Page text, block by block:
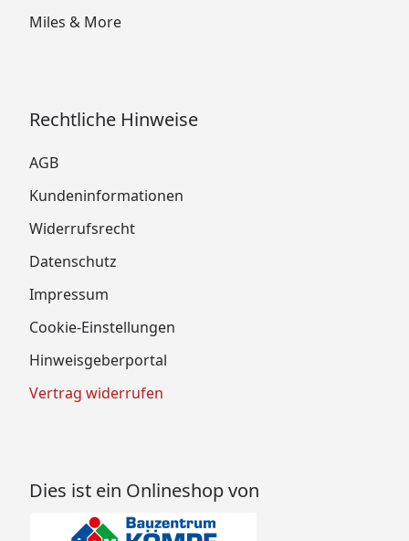
Miles & More
Rechtliche Hinweise
AGB
Kundeninformationen
Widerrufsrecht
Datenschutz
Impressum
Cookie-Einstellungen
Hinweisgeberportal
Vertrag widerrufen
Dies ist ein Onlineshop von